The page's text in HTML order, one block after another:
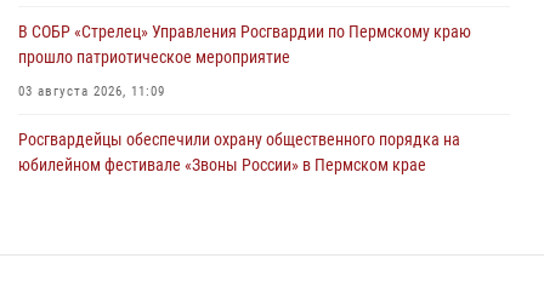
В СОБР «Стрелец» Управления Росгвардии по Пермскому краю
прошло патриотическое мероприятие
03 августа 2026, 11:09
Росгвардейцы обеспечили охрану общественного порядка на
юбилейном фестивале «Звоны России» в Пермском крае